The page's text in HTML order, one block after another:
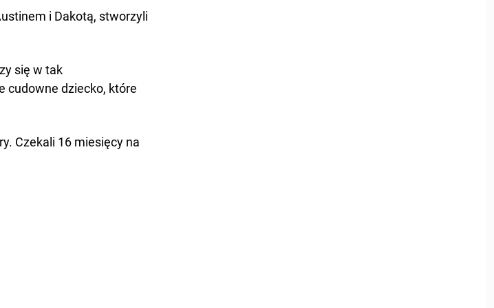
i Dakotą, stworzyli
się w tak
cudowne dziecko, które
Czekali 16 miesięcy na